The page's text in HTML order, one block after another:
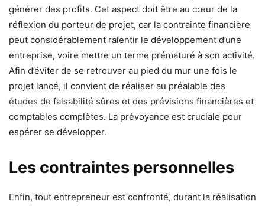
générer des profits. Cet aspect doit être au cœur de la
réflexion du porteur de projet, car la contrainte financière
peut considérablement ralentir le développement d’une
entreprise, voire mettre un terme prématuré à son activité.
Afin d’éviter de se retrouver au pied du mur une fois le
projet lancé, il convient de réaliser au préalable des
études de faisabilité sûres et des prévisions financières et
comptables complètes. La prévoyance est cruciale pour
espérer se développer.
Les contraintes personnelles
Enfin, tout entrepreneur est confronté, durant la réalisation